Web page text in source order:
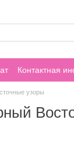
Контактная
узоры